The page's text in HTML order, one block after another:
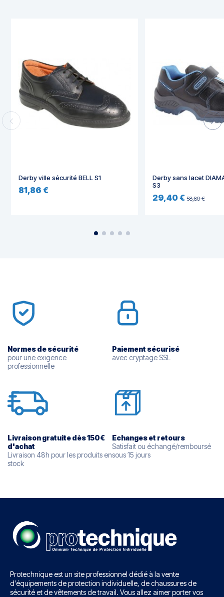
Derby ville sécurité BELL S1
81,86 €
Derby sans lacet
S3
29,40 €58,80 €
Normes de sécurité
pour une exigence
professionnelle
Paiement sécurisé
avec cryptage SSL
Livraison gratuite dès 150€
d'achat
Livraison 48h pour les produits en
stock
Echanges et retours
Satisfait ou échangé/remboursé
sous 15 jours
Protechnique est un site professionnel dédié à la vente
d'équipements de protection individuelle, de chaussures de
sécurité et de vêtements de travail. Vous allez aimer porter vos